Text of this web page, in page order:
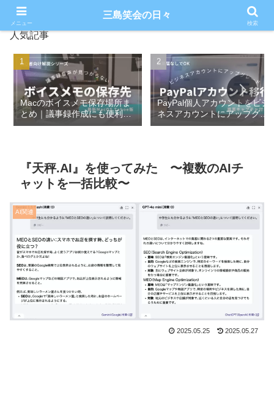
人気記事
Macのボイスメモ保存場所ま
とめ｜議事録作成にも便利な
活用法
PayPal個人アカウントをビジ
ネスアカウントにアップグレ
ードしてみた【実画面付き】
『天秤.AI』を使ってみた 〜複数のAIチ
ャットを一括比較〜
AI関連
2025.05.25 2025.05.27
メニュー
三島笑会の日々
検索